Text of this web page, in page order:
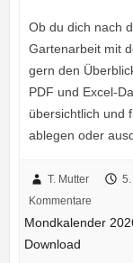
Ob du dich nach
Gartenarbeit mit
gern den
PDF und Excel-
übersichtlich und
ablegen oder
T. Mutter
Kommentare
Mondkalender
Download